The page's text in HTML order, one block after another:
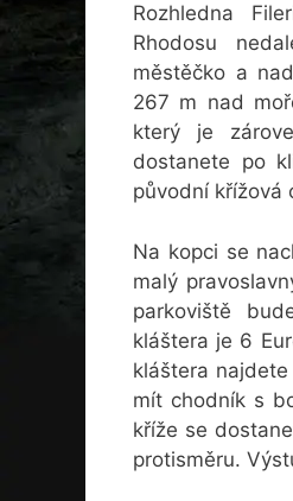
Rozhledna
Rhodosu
městěčko a
267 m nad
který je
dostanete po
původní křížová
Na kopci se
malý
parkoviště
kláštera je 6
kláštera
mít chodník s
kříže se
protisměru.